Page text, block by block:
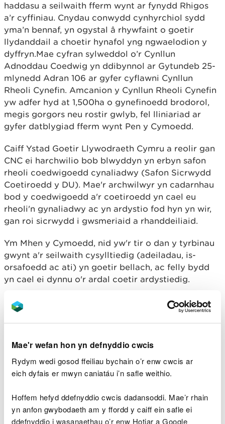
Mae'r wefan hon yn defnyddio cwcis
Rydym wedi gosod ffeiliau bychain o’r enw cwcis ar
eich dyfais er mwyn caniatáu i’n safle weithio.
Hoffem hefyd ddefnyddio cwcis dadansoddi. Mae’r rhain
yn anfon gwybodaeth am y ffordd y caiff ein safle ei
ddefnyddio i wasanaethau o’r enw Hotjar a Google
haddasu a seilwaith fferm wynt ar fynydd Rhigos
a’r cyffiniau. Cnydau conwydd cynhyrchiol sydd
yma’n bennaf, yn ogystal â rhywfaint o goetir
llydanddail a choetir hynafol yng ngwaelodion y
dyffryn.Mae cyfran sylweddol o’r Cynllun
Adnoddau Coedwig yn ddibynnol ar Gytundeb 25-
mlynedd Adran 106 ar gyfer cyflawni Cynllun
Rheoli Cynefin. Amcanion y Cynllun Rheoli Cynefin
yw adfer hyd at 1,500ha o gynefinoedd brodorol,
megis gorgors neu rostir gwlyb, fel lliniariad ar
gyfer datblygiad fferm wynt Pen y Cymoedd.
Caiff Ystad Goetir Llywodraeth Cymru a reolir gan
CNC ei harchwilio bob blwyddyn yn erbyn safon
rheoli coedwigoedd cynaliadwy (Safon Sicrwydd
Coetiroedd y DU). Mae'r archwilwyr yn cadarnhau
bod y coedwigoedd a'r coetiroedd yn cael eu
rheoli'n gynaliadwy ac yn ardystio fod hyn yn wir,
gan roi sicrwydd i gwsmeriaid a rhanddeiliaid.
Ym Mhen y Cymoedd, nid yw'r tir o dan y tyrbinau
gwynt a'r seilwaith cysylltiedig (adeiladau, is-
orsafoedd ac ati) yn goetir bellach, ac felly bydd
yn cael ei dynnu o'r ardal coetir ardystiedig.
Crynodeb o'r amcanion
cael eu cynnwys yn nyluniad y Cynllun Adnoddau
Coedwig a darparu rhaglen gwympo coed ar
gyfer y 10 mlynedd gyntaf pan fydd yn
weithredol;
adnodau naturiol y mae’r Cynllun Rheoli Cynefin
yn ei gynnig i’r Cynllun Adnoddau Coedwig
ehangach er mwyn gwella gwerth yr ardal i